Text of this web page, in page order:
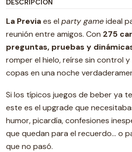
DESCRIPCIÓN
La Previaes el party gameideal
reunión entre amigos. Con 275
preguntas, pruebas y
romper el hielo, reírse sin control
copas en una noche
Si los típicos juegos de beber ya
este es el upgrade que
humor, picardía, confesiones
que quedan para el recuerdo… o
que no pasó.